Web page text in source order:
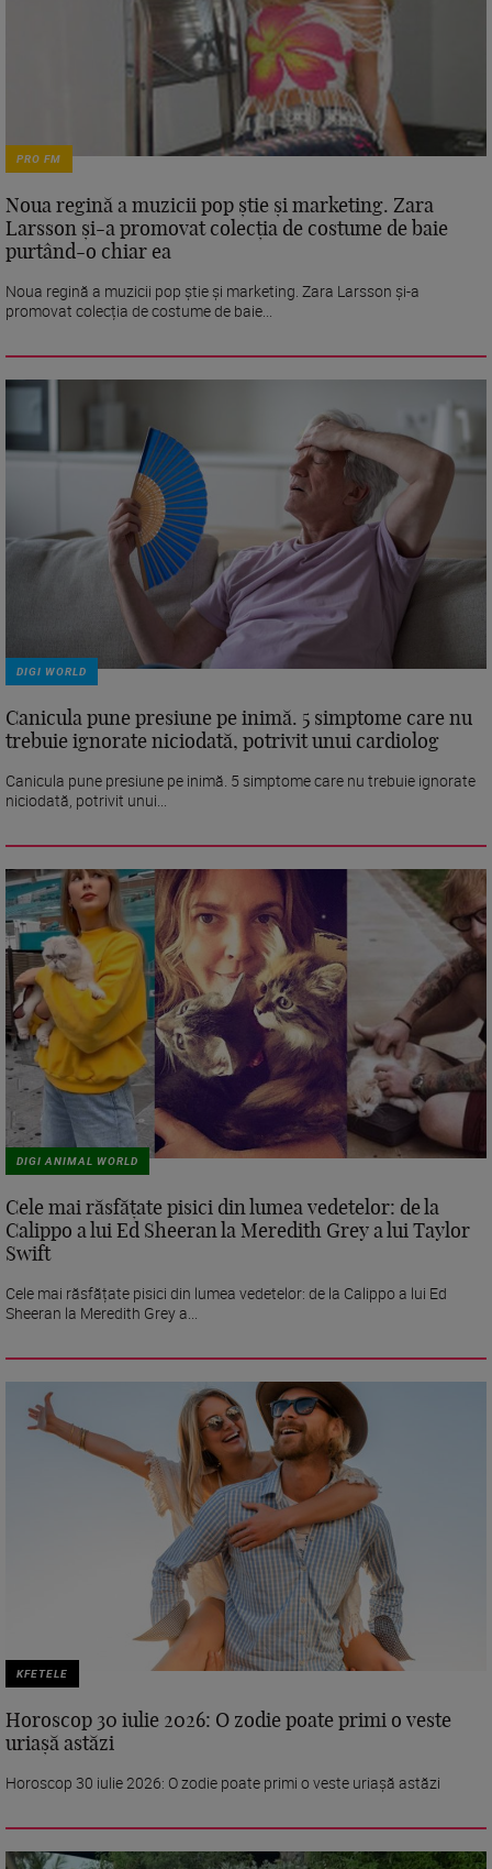
PRO FM
Noua regină a muzicii pop știe și marketing. Zara
Larsson și-a promovat colecția de costume de baie
purtând-o chiar ea
Noua regină a muzicii pop știe și marketing. Zara Larsson și-a
promovat colecția de costume de baie...
DIGI WORLD
Canicula pune presiune pe inimă. 5 simptome care nu
trebuie ignorate niciodată, potrivit unui cardiolog
Canicula pune presiune pe inimă. 5 simptome care nu trebuie ignorate
niciodată, potrivit unui...
DIGI ANIMAL WORLD
Cele mai răsfățate pisici din lumea vedetelor: de la
Calippo a lui Ed Sheeran la Meredith Grey a lui Taylor
Swift
Cele mai răsfățate pisici din lumea vedetelor: de la Calippo a lui Ed
Sheeran la Meredith Grey a...
KFETELE
Horoscop 30 iulie 2026: O zodie poate primi o veste
uriașă astăzi
Horoscop 30 iulie 2026: O zodie poate primi o veste uriașă astăzi